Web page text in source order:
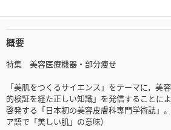
概要
特集 美容医療機器・部分痩せ
「美肌をつくるサイエンス」をテーマに，美
的検証を経た正しい知識」を発信することに
啓発する「日本初の美容皮膚科専門学術誌」
ア語で「美しい肌」の意味)